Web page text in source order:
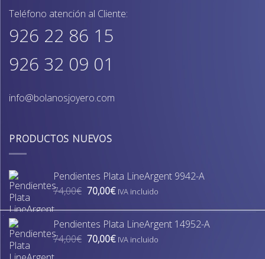
Teléfono atención al Cliente:
926 22 86 15
926 32 09 01
info@bolanosjoyero.com
PRODUCTOS NUEVOS
Pendientes Plata LineArgent 9942-A
74,00€ El
era:
74,00€.
70,00€El
es:
70,00€.
IVA incluido
Pendientes Plata LineArgent 14952-A
74,00€ El
70,00€ElIVA incluido